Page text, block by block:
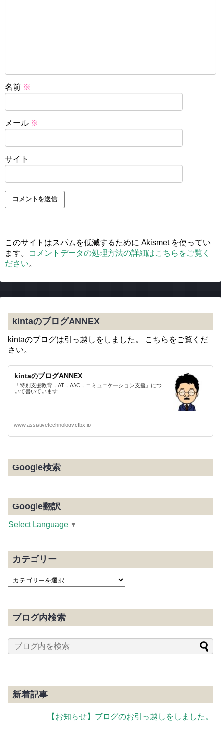
名前 ※
メール ※
サイト
このサイトはスパムを低減するために Akismet を使ってい
ます。
コメントデータの処理方法の詳細はこちらをご覧く
ださい。
kintaのブログANNEX
kintaのブログは引っ越しをしました。 こちらをご覧くだ
さい。
kintaのブログANNEX
「特別支援教育，AT，AAC，コミュニケーション支援」につ
いて書いています
www.assistivetechnology.cfbx.jp
Google検索
Google翻訳
Select Language ▼
カテゴリー
ブログ内検索
新着記事
【お知らせ】ブログのお引っ越しをしました。